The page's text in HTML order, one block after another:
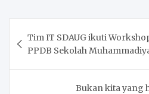
navigation
Tim IT SDAUG ikuti
PPDB Sekolah
Bukan kita yang